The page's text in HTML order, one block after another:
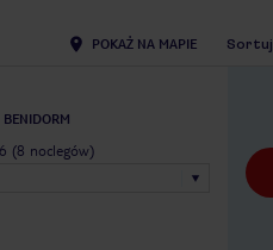
POKAŻ NA MAPIE Sortuj
BENIDORM
(8 noclegów)